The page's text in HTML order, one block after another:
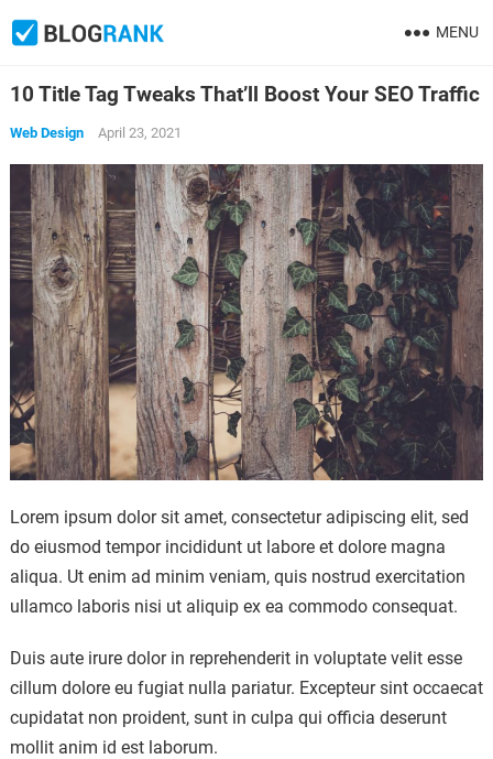
MENU
10 Title Tag Tweaks That’ll Boost Your SEO Traffic
Web Design April 23, 2021
Lorem ipsum dolor sit amet, consectetur adipiscing elit, sed
do eiusmod tempor incididunt ut labore et dolore magna
aliqua. Ut enim ad minim veniam, quis nostrud exercitation
ullamco laboris nisi ut aliquip ex ea commodo consequat.
Duis aute irure dolor in reprehenderit in voluptate velit esse
cillum dolore eu fugiat nulla pariatur. Excepteur sint occaecat
cupidatat non proident, sunt in culpa qui officia deserunt
mollit anim id est laborum.